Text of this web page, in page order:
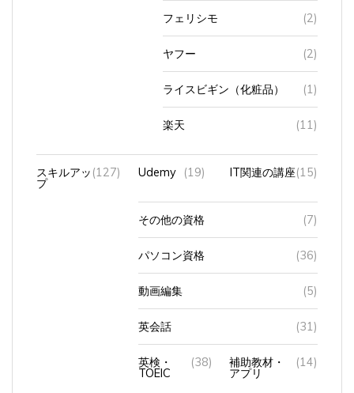
フェリシモ (2)
ヤフー (2)
ライスビギン（化粧品） (1)
楽天 (11)
スキルアッ
プ
(127) Udemy (19) IT関連の講座 (15)
その他の資格 (7)
パソコン資格 (36)
動画編集 (5)
英会話 (31)
英検・
TOEIC
(38) 補助教材・
アプリ
(14)